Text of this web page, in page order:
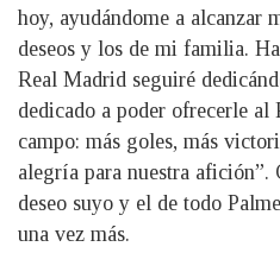
hoy, ayudándome a alcanzar
deseos y los de mi familia.
Real Madrid seguiré
dedicado a poder ofrecerle al
campo: más goles, más
alegría para nuestra afición”.
deseo suyo y el de todo
una vez más.